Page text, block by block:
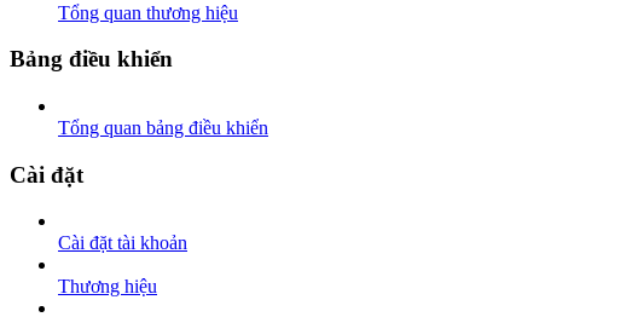
Tổng quan thương hiệu
Bảng điều khiển
Tổng quan bảng điều khiển
Cài đặt
Cài đặt tài khoản
Thương hiệu